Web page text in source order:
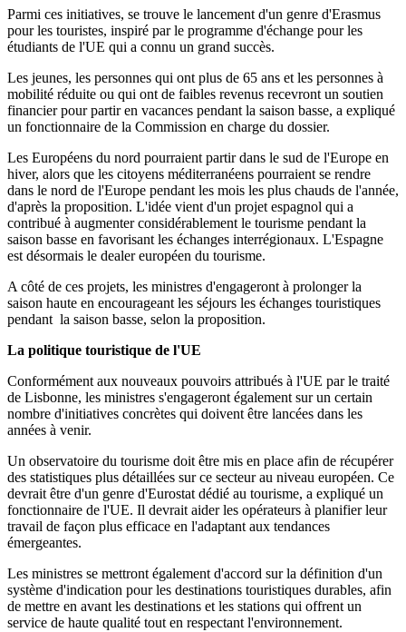
Parmi ces initiatives, se trouve le lancement d'un genre d'Erasmus
pour les touristes, inspiré par le programme d'échange pour les
étudiants de l'UE qui a connu un grand succès.
Les jeunes, les personnes qui ont plus de 65 ans et les personnes à
mobilité réduite ou qui ont de faibles revenus recevront un soutien
financier pour partir en vacances pendant la saison basse, a expliqué
un fonctionnaire de la Commission en charge du dossier.
Les Européens du nord pourraient partir dans le sud de l'Europe en
hiver, alors que les citoyens méditerranéens pourraient se rendre
dans le nord de l'Europe pendant les mois les plus chauds de l'année,
d'après la proposition. L'idée vient d'un projet espagnol qui a
contribué à augmenter considérablement le tourisme pendant la
saison basse en favorisant les échanges interrégionaux. L'Espagne
est désormais le dealer européen du tourisme.
A côté de ces projets, les ministres d'engageront à prolonger la
saison haute en encourageant les séjours les échanges touristiques
pendant la saison basse, selon la proposition.
La politique touristique de l'UE
Conformément aux nouveaux pouvoirs attribués à l'UE par le traité
de Lisbonne, les ministres s'engageront également sur un certain
nombre d'initiatives concrètes qui doivent être lancées dans les
années à venir.
Un observatoire du tourisme doit être mis en place afin de récupérer
des statistiques plus détaillées sur ce secteur au niveau européen. Ce
devrait être d'un genre d'Eurostat dédié au tourisme, a expliqué un
fonctionnaire de l'UE. Il devrait aider les opérateurs à planifier leur
travail de façon plus efficace en l'adaptant aux tendances
émergeantes.
Les ministres se mettront également d'accord sur la définition d'un
système d'indication pour les destinations touristiques durables, afin
de mettre en avant les destinations et les stations qui offrent un
service de haute qualité tout en respectant l'environnement.